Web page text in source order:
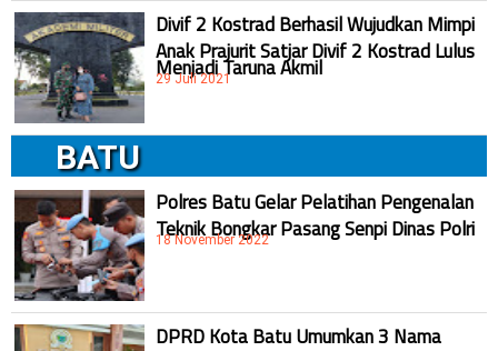
Divif 2 Kostrad Berhasil Wujudkan Mimpi
Anak Prajurit Satjar Divif 2 Kostrad Lulus
Menjadi Taruna Akmil
29 Juli 2021
BATU
Polres Batu Gelar Pelatihan Pengenalan
Teknik Bongkar Pasang Senpi Dinas Polri
18 November 2022
DPRD Kota Batu Umumkan 3 Nama